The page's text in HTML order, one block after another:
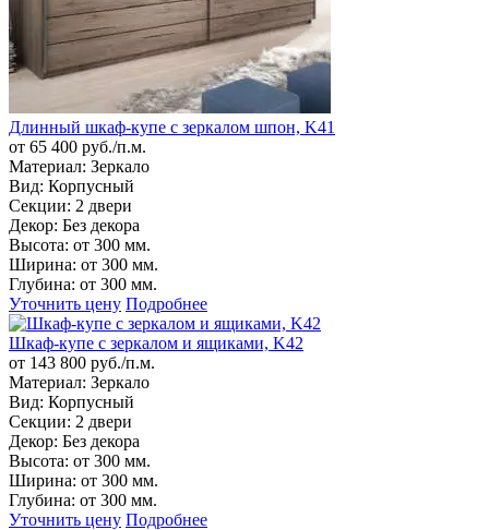
Длинный шкаф-купе с зеркалом шпон, K41
от 65 400 руб./п.м.
Материал: Зеркало
Вид: Корпусный
Секции: 2 двери
Декор: Без декора
Высота: от 300 мм.
Ширина: от 300 мм.
Глубина: от 300 мм.
Уточнить цену Подробнее
Шкаф-купе с зеркалом и ящиками, K42
от 143 800 руб./п.м.
Материал: Зеркало
Вид: Корпусный
Секции: 2 двери
Декор: Без декора
Высота: от 300 мм.
Ширина: от 300 мм.
Глубина: от 300 мм.
Уточнить цену Подробнее